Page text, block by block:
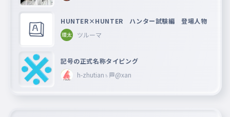
HUNTER×HUNTER ハンター試験編 登場人物
ツルーマ
記号の正式名称タイピング
h-zhutian♄🏁@xan